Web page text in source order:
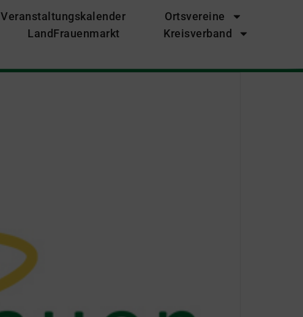
Veranstaltungskalender
Ortsvereine
LandFrauenmarkt Kreisverband